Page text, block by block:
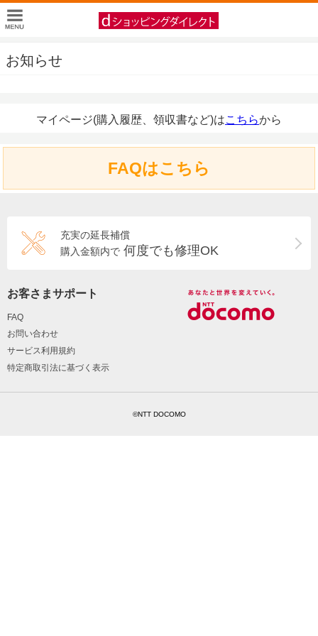
お知らせ
マイページ(購入履歴、領収書など)はこちらから
FAQはこちら
充実の延長補償
購入金額内で 何度でも修理OK
お客さまサポート
FAQ
お問い合わせ
サービス利用規約
特定商取引法に基づく表示
©NTT DOCOMO